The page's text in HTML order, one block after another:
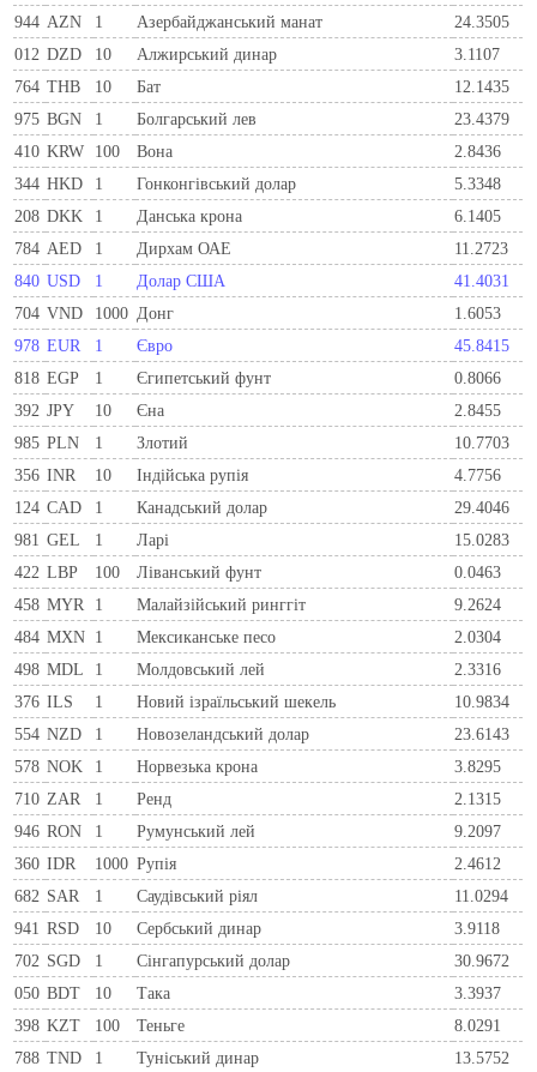
944 AZN 1 Азербайджанський манат
24.3505
012 DZD 10 Алжирський динар
3.1107
764 THB 10 Бат
12.1435
975 BGN 1 Болгарський лев
23.4379
410 KRW 100 Вона
2.8436
344 HKD 1 Гонконгівський долар
5.3348
208 DKK 1 Данська крона
6.1405
784 AED 1 Дирхам ОАЕ
11.2723
840 USD 1 Долар США
41.4031
704 VND 1000 Донг
1.6053
978 EUR 1 Євро
45.8415
818 EGP 1 Єгипетський фунт
0.8066
392 JPY 10 Єна
2.8455
985 PLN 1 Злотий
10.7703
356 INR 10 Індійська рупія
4.7756
124 CAD 1 Канадський долар
29.4046
981 GEL 1 Ларi
15.0283
422 LBP 100 Ліванський фунт
0.0463
458 MYR 1 Малайзійський ринггіт
9.2624
484 MXN 1 Мексиканське песо
2.0304
498 MDL 1 Молдовський лей
2.3316
376 ILS 1 Новий ізраїльський шекель
10.9834
554 NZD 1 Новозеландський долар
23.6143
578 NOK 1 Норвезька крона
3.8295
710 ZAR 1 Ренд
2.1315
946 RON 1 Румунський лей
9.2097
360 IDR 1000 Рупія
2.4612
682 SAR 1 Саудівський ріял
11.0294
941 RSD 10 Сербський динар
3.9118
702 SGD 1 Сінгапурський долар
30.9672
050 BDT 10 Така
3.3937
398 KZT 100 Теньге
8.0291
788 TND 1 Туніський динар 13.5752